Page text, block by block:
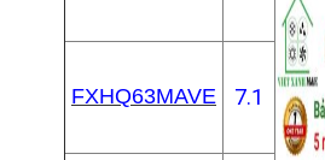
FXHQ63MAVE 7.1